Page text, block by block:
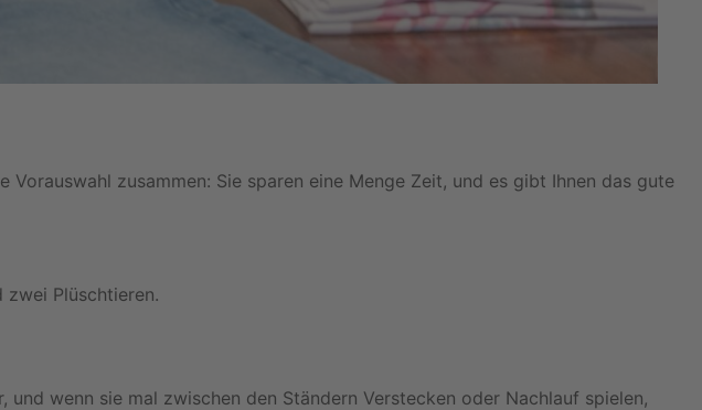
zusammen: Sie sparen eine Menge Zeit, und es gibt Ihnen das gute
wenn sie mal zwischen den Ständern Verstecken oder Nachlauf spielen,